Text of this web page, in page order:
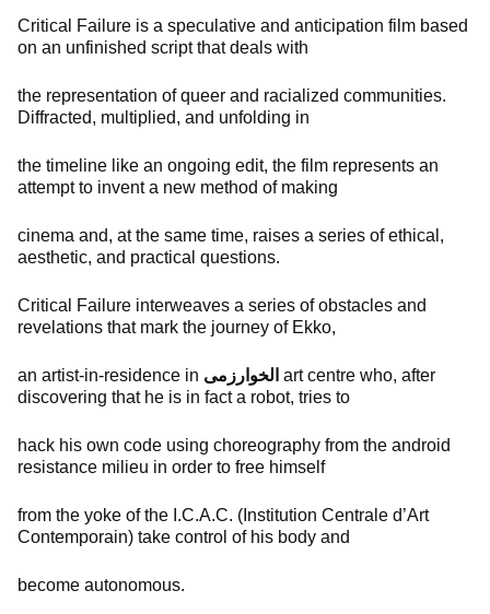
Critical Failure is a speculative and anticipation film based
on an unfinished script that deals with
the representation of queer and racialized communities.
Diffracted, multiplied, and unfolding in
the timeline like an ongoing edit, the film represents an
attempt to invent a new method of making
cinema and, at the same time, raises a series of ethical,
aesthetic, and practical questions.
Critical Failure interweaves a series of obstacles and
revelations that mark the journey of Ekko,
an artist-in-residence in الخوارزمی art centre who, after
discovering that he is in fact a robot, tries to
hack his own code using choreography from the android
resistance milieu in order to free himself
from the yoke of the I.C.A.C. (Institution Centrale d’Art
Contemporain) take control of his body and
become autonomous.